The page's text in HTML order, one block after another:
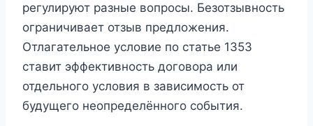
регулируют разные вопросы. Безотзывность
ограничивает отзыв предложения.
Отлагательное условие по статье 1353
ставит эффективность договора или
отдельного условия в зависимость от
будущего неопределённого события.